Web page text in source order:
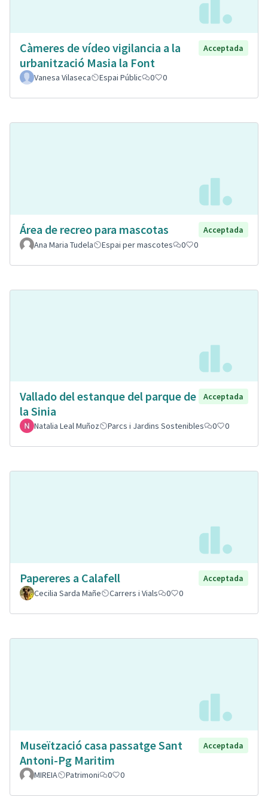
Càmeres de vídeo vigilancia a la
urbanització Masia la Font
Acceptada
Vanesa Vilaseca Espai Públic 0 0
Área de recreo para mascotas
Acceptada
Ana Maria Tudela
Espai per mascotes 0 0
Vallado del estanque del parque de
la Sinia
Acceptada
Natalia Leal Muñoz Parcs i Jardins Sostenibles 0 0
Papereres a Calafell
Acceptada
Cecilia Sarda Mañe
Carrers i Vials 0 0
Museïtzació casa passatge Sant
Antoni-Pg Maritim
Acceptada
MIREIA Patrimoni 0 0